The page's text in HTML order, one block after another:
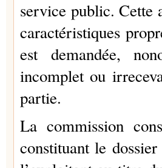
service public. Cette
caractéristiques
est demandée,
incomplet ou
partie.
La commission
constituant le